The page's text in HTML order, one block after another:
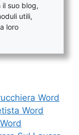
il suo blog,
utili,
loro
Word
Word